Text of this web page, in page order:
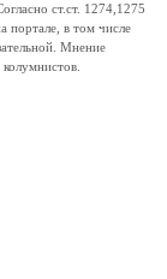
ст.ст. 1274,1275
портале, в том числе
Мнение